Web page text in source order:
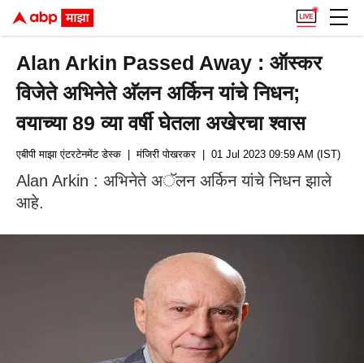
Alan Arkin Passed Away : ऑस्कर
विजेते अभिनेते अ‍ॅलन अर्किन यांचे निधन;
वयाच्या 89 व्या वर्षी घेतला अखेरचा श्वास
एबीपी माझा एंटरटेनमेंट डेस्क | मंजिरी पोखरकर | 01 Jul 2023 09:59 AM (IST)
Alan Arkin : अभिनेते अॅलन अर्किन यांचे निधन झाले
आहे.